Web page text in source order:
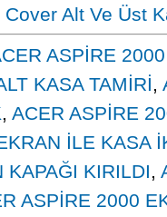
Alt Ve Üst
ASPİRE
KASA TAMİRİ,
, ACER ASPİRE
İLE KASA
KIRILDI,
ASPİRE 2000